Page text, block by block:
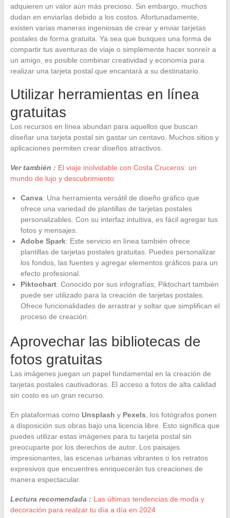
adquieren un valor aún más precioso. Sin embargo, muchos
dudan en enviarlas debido a los costos. Afortunadamente,
existen varias maneras ingeniosas de crear y enviar tarjetas
postales de forma gratuita. Ya sea que busques una forma de
compartir tus aventuras de viaje o simplemente hacer sonreír a
un amigo, es posible combinar creatividad y economía para
realizar una tarjeta postal que encantará a su destinatario.
Utilizar herramientas en línea
gratuitas
Los recursos en línea abundan para aquellos que buscan
diseñar una tarjeta postal sin gastar un centavo. Muchos sitios y
aplicaciones permiten crear diseños atractivos.
Ver también : El viaje inolvidable con Costa Cruceros: un
mundo de lujo y descubrimiento
Canva: Una herramienta versátil de diseño gráfico que
ofrece una variedad de plantillas de tarjetas postales
personalizables. Con su interfaz intuitiva, es fácil agregar tus
fotos y mensajes.
Adobe Spark: Este servicio en línea también ofrece
plantillas de tarjetas postales gratuitas. Puedes personalizar
los fondos, las fuentes y agregar elementos gráficos para un
efecto profesional.
Piktochart: Conocido por sus infografías, Piktochart también
puede ser utilizado para la creación de tarjetas postales.
Ofrece funcionalidades de arrastrar y soltar que simplifican el
proceso de creación.
Aprovechar las bibliotecas de
fotos gratuitas
Las imágenes juegan un papel fundamental en la creación de
tarjetas postales cautivadoras. El acceso a fotos de alta calidad
sin costo es un gran recurso.
En plataformas como Unsplash y Pexels , los fotógrafos ponen
a disposición sus obras bajo una licencia libre. Esto significa que
puedes utilizar estas imágenes para tu tarjeta postal sin
preocuparte por los derechos de autor. Los paisajes
impresionantes, las escenas urbanas vibrantes o los retratos
expresivos que encuentres enriquecerán tus creaciones de
manera espectacular.
Lectura recomendada : Las últimas tendencias de moda y
decoración para realzar tu día a día en 2024